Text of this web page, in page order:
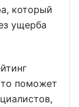
который
ущерба
поможет